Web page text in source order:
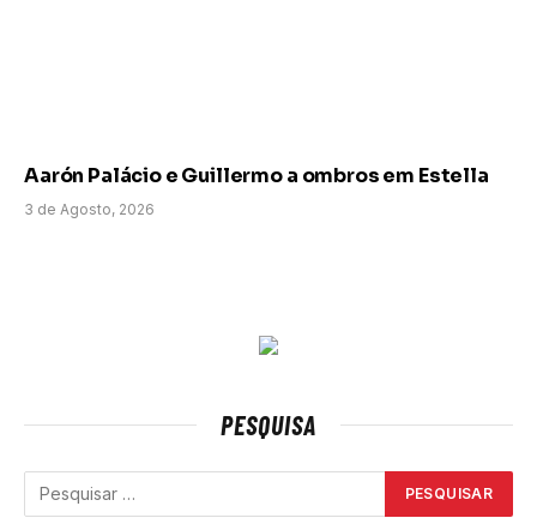
Aarón Palácio e Guillermo a ombros em Estella
3 de Agosto, 2026
PESQUISA